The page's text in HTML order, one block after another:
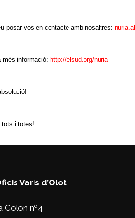
posar-vos en contacte amb nosaltres:
més informació: http://elsud.org/nuria
tots i totes!
Varis d’Olot
Colon nº4